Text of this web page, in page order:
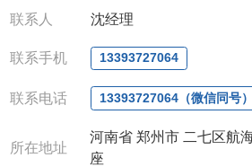
QQ:3930072831
:13393727064
联系人: 沈晓东(欢迎致电,或
联系人 沈经理
联系手机 13393727064
联系电话 13393727064（微信同号
所在地址
河南省 郑州市 二七区航
座